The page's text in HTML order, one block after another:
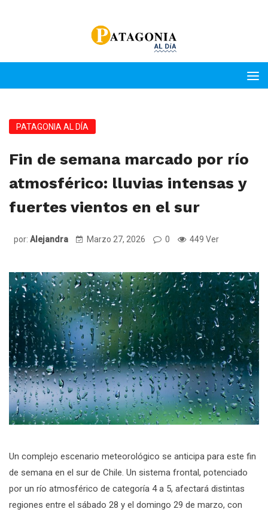
PATAGONIA AL DÍA
Fin de semana marcado por río
atmosférico: lluvias intensas y
fuertes vientos en el sur
por: Alejandra Marzo 27, 2026 0 449 Ver
Un complejo escenario meteorológico se anticipa para este fin
de semana en el sur de Chile. Un sistema frontal, potenciado
por un río atmosférico de categoría 4 a 5, afectará distintas
regiones entre el sábado 28 y el domingo 29 de marzo, con